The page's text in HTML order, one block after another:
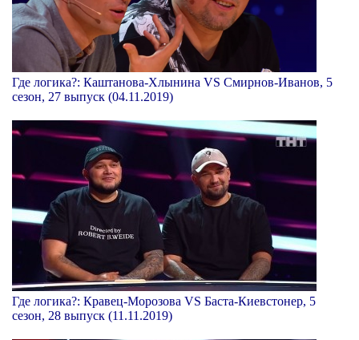
Где логика?: Каштанова-Хлынина VS Смирнов-Иванов, 5
сезон, 27 выпуск (04.11.2019)
Где логика?: Кравец-Морозова VS Баста-Киевстонер, 5
сезон, 28 выпуск (11.11.2019)